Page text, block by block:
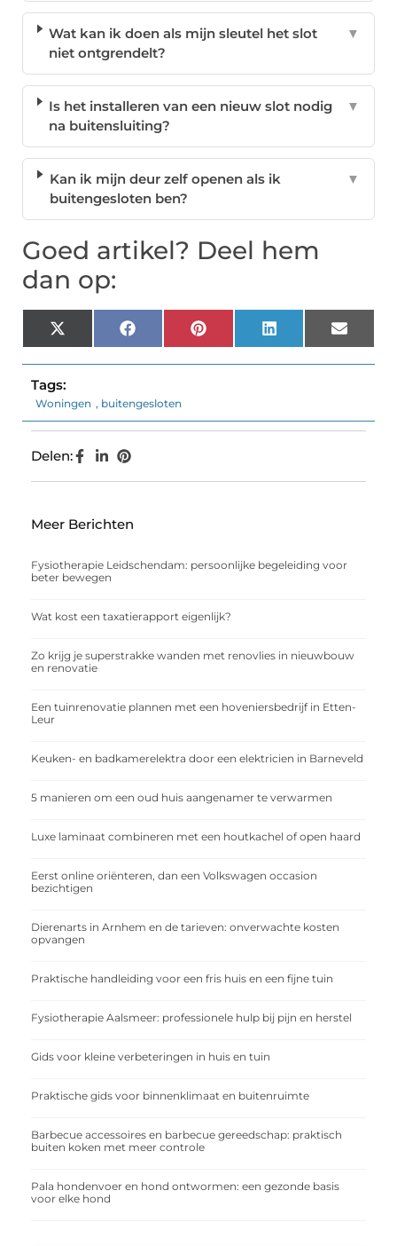
Wat kan ik doen als mijn sleutel het slot
niet ontgrendelt?
▼
Is het installeren van een nieuw slot nodig
na buitensluiting?
▼
Kan ik mijn deur zelf openen als ik
buitengesloten ben?
▼
Goed artikel? Deel hem
dan op:
X
(Twitter)
FacebookPinterest LinkedIn Email
Tags:
Woningen , buitengesloten
Delen:
Meer Berichten
Fysiotherapie Leidschendam: persoonlijke begeleiding voor
beter bewegen
Wat kost een taxatierapport eigenlijk?
Zo krijg je superstrakke wanden met renovlies in nieuwbouw
en renovatie
Een tuinrenovatie plannen met een hoveniersbedrijf in Etten-
Leur
Keuken- en badkamerelektra door een elektricien in Barneveld
5 manieren om een oud huis aangenamer te verwarmen
Luxe laminaat combineren met een houtkachel of open haard
Eerst online oriënteren, dan een Volkswagen occasion
bezichtigen
Dierenarts in Arnhem en de tarieven: onverwachte kosten
opvangen
Praktische handleiding voor een fris huis en een fijne tuin
Fysiotherapie Aalsmeer: professionele hulp bij pijn en herstel
Gids voor kleine verbeteringen in huis en tuin
Praktische gids voor binnenklimaat en buitenruimte
Barbecue accessoires en barbecue gereedschap: praktisch
buiten koken met meer controle
Pala hondenvoer en hond ontwormen: een gezonde basis
voor elke hond